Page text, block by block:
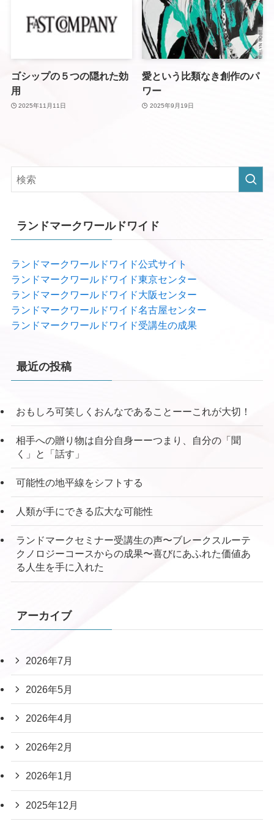
ゴシップの５つの隠れた効
用
2025年11月11日
愛という比類なき創作のパ
ワー
2025年9月19日
ランドマークワールドワイド
ランドマークワールドワイド公式サイト
ランドマークワールドワイド東京センター
ランドマークワールドワイド大阪センター
ランドマークワールドワイド名古屋センター
ランドマークワールドワイド受講生の成果
最近の投稿
おもしろ可笑しくおんなであることーーこれが大切！
相手への贈り物は自分自身ーーつまり、自分の「聞
く」と「話す」
可能性の地平線をシフトする
人類が手にできる広大な可能性
ランドマークセミナー受講生の声〜ブレークスルーテ
クノロジーコースからの成果〜喜びにあふれた価値あ
る人生を手に入れた
アーカイブ
2026年7月
2026年5月
2026年4月
2026年2月
2026年1月
2025年12月